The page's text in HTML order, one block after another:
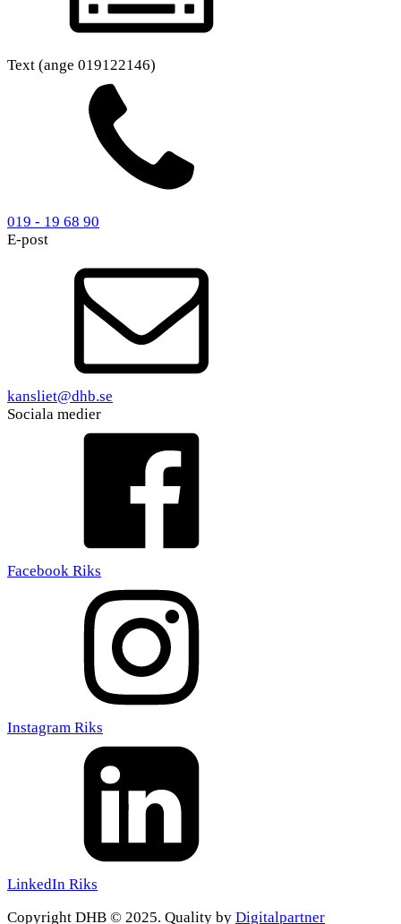
Text (ange 019122146)
019 - 19 68 90
E-post
kansliet@dhb.se
Sociala medier
Facebook Riks
Instagram Riks
LinkedIn Riks
Copyright DHB © 2025. Quality by Digitalpartner